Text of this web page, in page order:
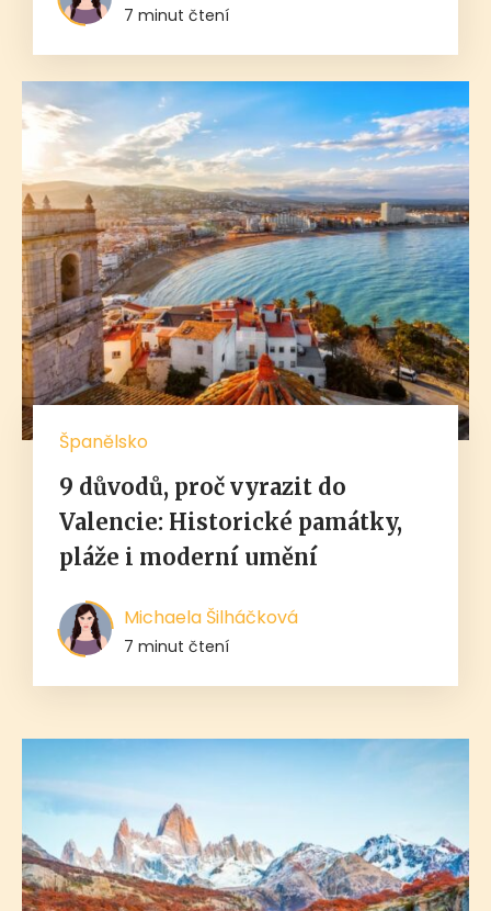
7 minut čtení
Španělsko
9 důvodů, proč vyrazit do
Valencie: Historické památky,
pláže i moderní umění
Michaela Šilháčková
7 minut čtení